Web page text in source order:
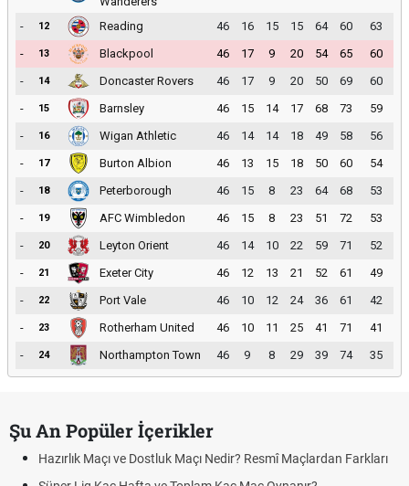
- 12 Reading 46 16 15 15 64 60
63
-
13 Blackpool 46 17 9 20 54 65
60
-
14 Doncaster Rovers 46 17 9 20 50 69
60
-
15 Barnsley 46 15 14 17 68 73
59
-
16 Wigan Athletic 46 14 14 18 49 58
56
-
17 Burton Albion 46 13 15 18 50 60
54
-
18 Peterborough 46 15 8 23 64 68
53
-
19 AFC Wimbledon 46 15 8 23 51 72
53
-
20 Leyton Orient 46 14 10 22 59 71
52
-
21 Exeter City 46 12 13 21 52 61
49
-
22 Port Vale 46 10 12 24 36 61
42
-
23 Rotherham United 46 10 11 25 41 71
41
-
24 Northampton Town 46 9 8 29 39 74 35
Şu An Popüler İçerikler
Hazırlık Maçı ve Dostluk Maçı Nedir? Resmî Maçlardan Farkları